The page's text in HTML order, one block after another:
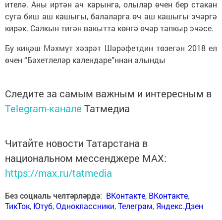
ителә. Аны иртән ач карынга, олылар өчен бер стакан
суга биш аш кашыгы, балаларга өч аш кашыгы эчәргә
кирәк. Салкын тигән вакытта көнгә өчәр тапкыр эчәсе.
Бу киңәш Мәхмүт хәзрәт Шәрәфетдин төзегән 2018 ел
өчен “Бәхетлеләр календаре”ннан алынды
Следите за самым важным и интересным в
Telegram-канале Татмедиа
Читайте новости Татарстана в
национальном мессенджере MАХ:
https://max.ru/tatmedia
Без социаль челтәрләрдә: ВКонтакте, ВКонтакте,
ТикТок, Ютуб,Одноклассники,Телеграм, Яндекс.Дзен